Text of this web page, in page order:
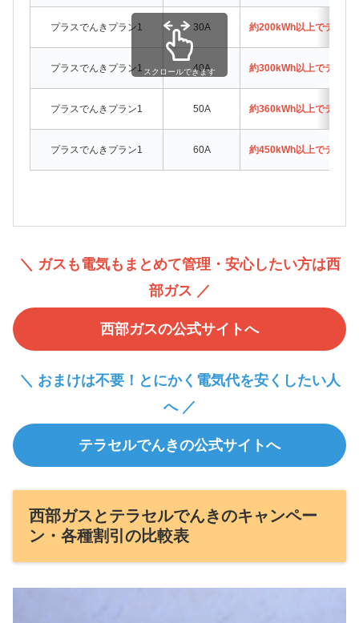
プラスでんきプラン1 30A 約200kWh以上でテラセ
プラスでんきプラン1 40A 約300kWh以上でテラセ
プラスでんきプラン1 50A 約360kWh以上でテラセ
プラスでんきプラン1 60A 約450kWh以上でテラセ
スクロールできます
＼ ガスも電気もまとめて管理・安心したい方は西
部ガス ／
西部ガスの公式サイトへ
＼ おまけは不要！とにかく電気代を安くしたい人
へ ／
テラセルでんきの公式サイトへ
西部ガスとテラセルでんきのキャンペー
ン・各種割引の比較表